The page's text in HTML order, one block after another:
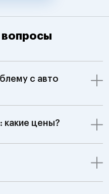
вопросы
с авто
какие цены?